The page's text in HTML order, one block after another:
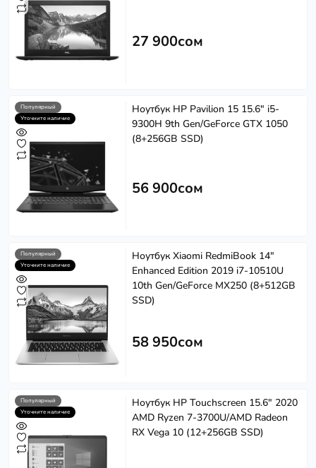
27 900сом
Популярный
Уточните наличие
Ноутбук HP Pavilion 15 15.6" i5-
9300H 9th Gen/GeForce GTX 1050
(8+256GB SSD)
56 900сом
Популярный
Уточните наличие
Ноутбук Xiaomi RedmiBook 14"
Enhanced Edition 2019 i7-10510U
10th Gen/GeForce MX250 (8+512GB
SSD)
58 950сом
Популярный
Уточните наличие
Ноутбук HP Touchscreen 15.6" 2020
AMD Ryzen 7-3700U/AMD Radeon
RX Vega 10 (12+256GB SSD)